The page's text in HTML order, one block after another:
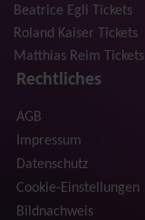
Beatrice Egli Tickets
Roland Kaiser Tickets
Matthias Reim Tickets
Rechtliches
AGB
Impressum
Datenschutz
Cookie-Einstellungen
Bildnachweis